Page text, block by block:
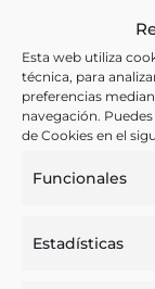
Esta web utiliza
técnica, para
preferencias
navegación.
de Cookies en el
Funcionales
Estadísticas
Ver más libros
Recetarios
Ver más libros